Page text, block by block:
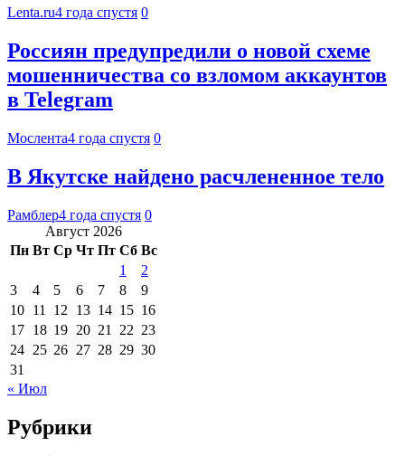
Lenta.ru4 года спустя 0
Россиян предупредили о новой схеме
мошенничества со взломом аккаунтов
в Telegram
Мослента4 года спустя 0
В Якутске найдено расчлененное тело
Рамблер4 года спустя 0
Август 2026
Пн Вт Ср Чт Пт Сб Вс
1
2
3
4 5 6 7 8
9
10 11 12 13 14 15 16
17 18 19 20 21 22 23
24 25 26 27 28 29 30
31
« Июл
Рубрики